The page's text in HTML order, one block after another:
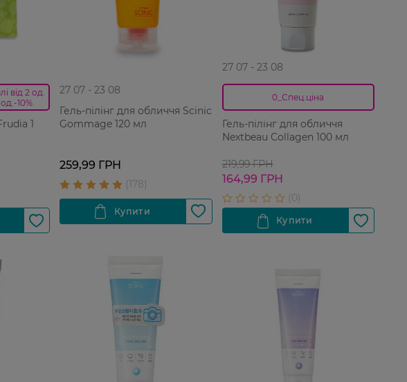
від 2 од.
10%
1
27 07 - 23 08
Гель-пілінг для обличчя Scinic
Gommage 120 мл
259,99 ГРН
27 07 - 23 08
0_Спец.ціна
Гель-пілінг для обличчя
Nextbeau Collagen 100 мл
219,99 ГРН
164,99 ГРН